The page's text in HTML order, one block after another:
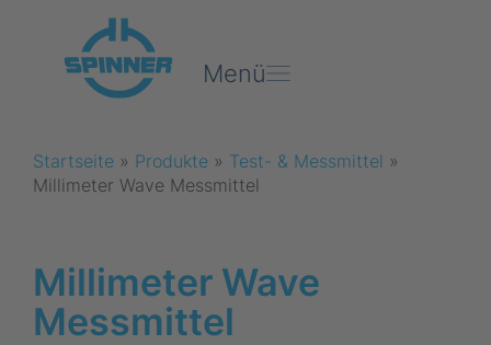
Menü
Startseite » Produkte » Test- & Messmittel »
Millimeter Wave Messmittel
Millimeter Wave
Messmittel